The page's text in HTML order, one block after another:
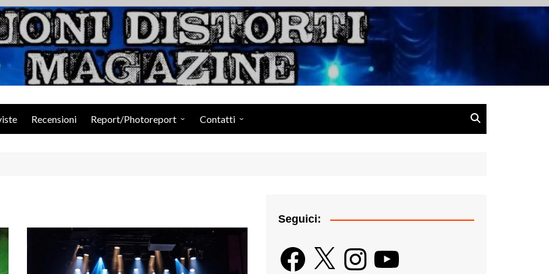
Suoni Distorti Magazine
Recensioni Report/Photoreport Contatti
Seguici:
Facebook
X InstagramYouTube